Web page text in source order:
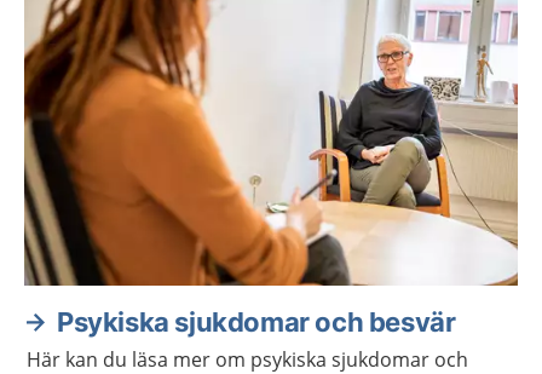
Psykiska sjukdomar och besvär
Här kan du läsa mer om psykiska sjukdomar och